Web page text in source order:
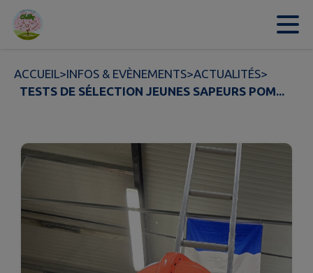
Contenu
ACCUEIL>INFOS & EVÈNEMENTS>ACTUALITÉS>
TESTS DE SÉLECTION JEUNES SAPEURS POM...